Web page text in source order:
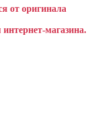
от оригинала
магазина.